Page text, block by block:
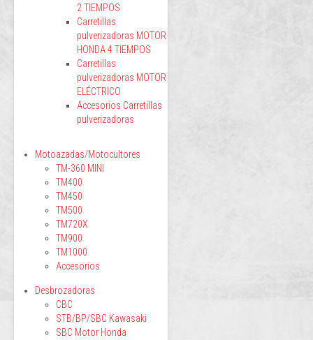
2 TIEMPOS
Carretillas
pulverizadoras MOTOR
HONDA 4 TIEMPOS
Carretillas
pulverizadoras MOTOR
ELÉCTRICO
Accesorios Carretillas
pulverizadoras
Motoazadas/Motocultores
TM-360 MINI
TM400
TM450
TM500
TM720X
TM900
TM1000
Accesorios
Desbrozadoras
CBC
STB/BP/SBC Kawasaki
SBC Motor Honda